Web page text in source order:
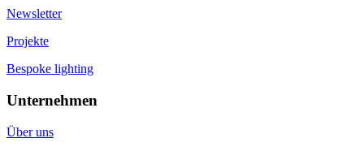
Newsletter
Projekte
Bespoke lighting
Unternehmen
Über uns